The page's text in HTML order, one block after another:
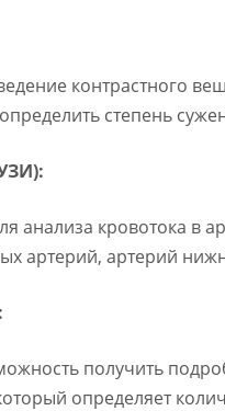
контрастного
степень
анализа кровотока в
артерий, артерий
получить
определяет